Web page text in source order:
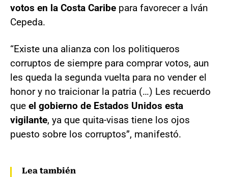
votos en la Costa Caribe para favorecer a Iván
Cepeda.
“Existe una alianza con los politiqueros
corruptos de siempre para comprar votos, aun
les queda la segunda vuelta para no vender el
honor y no traicionar la patria (…) Les recuerdo
que el gobierno de Estados Unidos esta
vigilante, ya que quita-visas tiene los ojos
puesto sobre los corruptos”, manifestó.
Lea también